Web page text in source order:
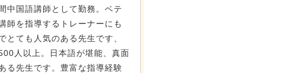
中国語講師として勤務。ベテ
師を指導するトレーナーにも
とても人気のある先生です、
人以上。日本語が堪能、真面
る先生です。豊富な指導経験